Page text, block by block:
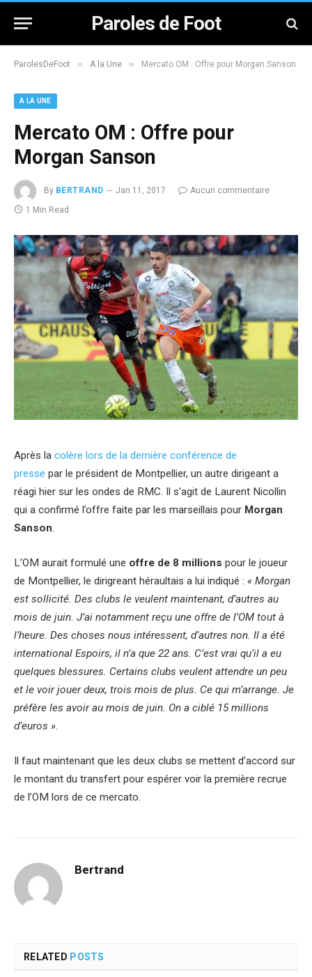
Paroles de Foot
ParolesDeFoot » A la Une » Mercato OM : Offre pour Morgan Sanson
A LA UNE
Mercato OM : Offre pour
Morgan Sanson
By BERTRAND Jan 11, 2017
Aucun commentaire
1 Min Read
Après la colère lors de la dernière conférence de
presse par le président de Montpellier, un autre dirigeant a
réagi hier sur les ondes de RMC. Il s’agit de Laurent Nicollin
qui a confirmé l’offre faite par les marseillais pour Morgan
Sanson.
L’OM aurait formulé une offre de 8 millions pour le joueur
de Montpellier, le dirigreant héraultais a lui indiqué : « Morgan
est sollicité. Des clubs le veulent maintenant, d’autres au
mois de juin. J’ai notamment reçu une offre de l’OM tout à
l’heure. Des choses nous intéressent, d’autres non. Il a été
international Espoirs, il n’a que 22 ans. C’est vrai qu’il a eu
quelques blessures. Certains clubs veulent attendre un peu
et le voir jouer deux, trois mois de plus. Ce qui m’arrange. Je
préfère les avoir au mois de juin. On a ciblé 15 millions
d’euros ».
Il faut maintenant que les deux clubs se mettent d’accord sur
le montant du transfert pour espérer voir la première recrue
de l’OM lors de ce mercato.
Bertrand
RELATED POSTS